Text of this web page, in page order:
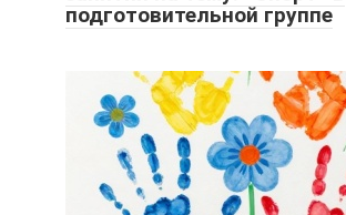
подготовительной группе